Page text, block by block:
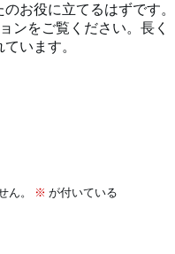
お役に立てるはずです。
ンをご覧ください。長く
います。
ん。 ※ が付いている